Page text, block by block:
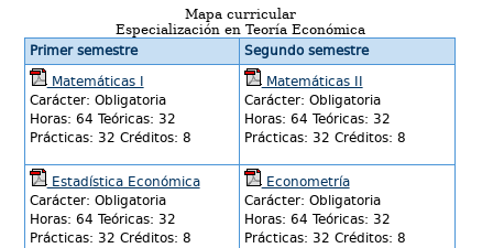
Mapa curricular
Especialización en Teoría Económica
Primer semestre
Segundo semestre
Matemáticas I
Carácter: Obligatoria
Horas: 64 Teóricas: 32
Prácticas: 32 Créditos: 8
Matemáticas II
Carácter: Obligatoria
Horas: 64 Teóricas: 32
Prácticas: 32 Créditos: 8
Estadística Económica
Carácter: Obligatoria
Horas: 64 Teóricas: 32
Prácticas: 32 Créditos: 8
Econometría
Carácter: Obligatoria
Horas: 64 Teóricas: 32
Prácticas: 32 Créditos: 8